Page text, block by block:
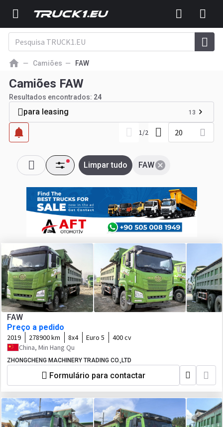
Camiões FAW
Camiões FAW
Resultados encontrados: 24
para leasing 13
1/2 20
FAW
Limpar tudo
FAW
Preço a pedido
2019 278900 km 8x4 Euro 5
400 cv
China, Min Hang Qu
ZHONGCHENG MACHINERY TRADING CO.,LTD
Formulário para contactar